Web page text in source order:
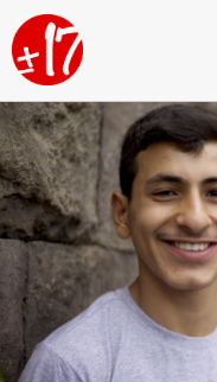
Որոնում
ԱՆՑՆԵԼ